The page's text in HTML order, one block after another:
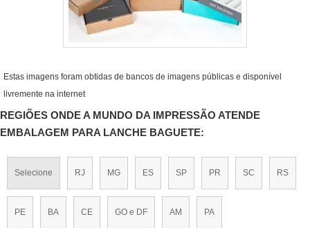
Estas imagens foram obtidas de bancos de imagens públicas e disponível
livremente na internet
REGIÕES ONDE A MUNDO DA IMPRESSÃO ATENDE
EMBALAGEM PARA LANCHE BAGUETE:
Selecione RJ MG ES SP PR SC RS
PE BA CE GO e DF AM PA